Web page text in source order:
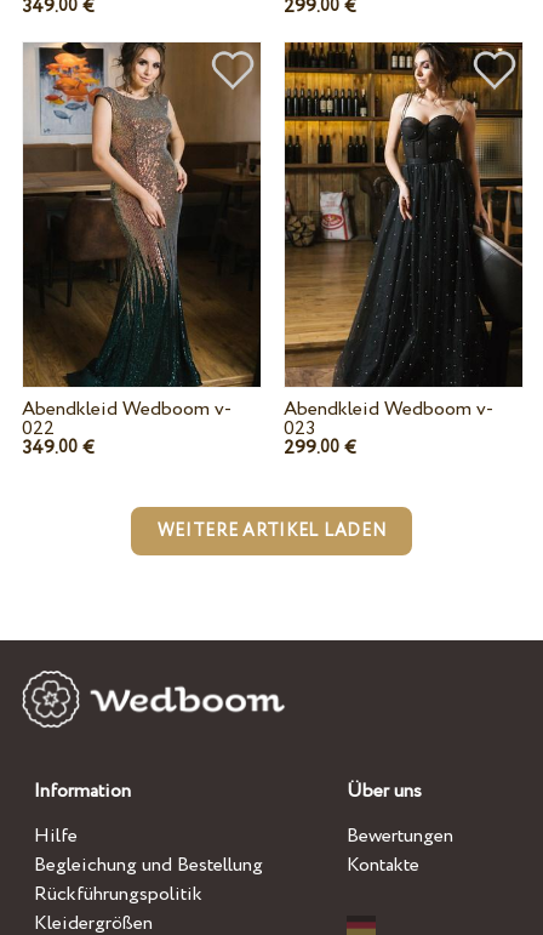
349.00€ 299.00 €
Abendkleid Wedboom v-
022
349.00€
Abendkleid Wedboom v-
023
299.00 €
WEITERE ARTIKEL LADEN
Information
Hilfe
Begleichung und Bestellung
Rückführungspolitik
Kleidergrößen
Über uns
Bewertungen
Kontakte